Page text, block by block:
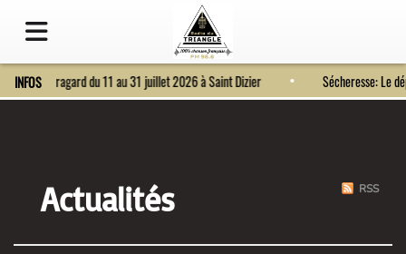
INFOSFort Bragard du 11 au 31 juillet 2026 à Saint Dizier Sécheresse: Le
Actualités RSS